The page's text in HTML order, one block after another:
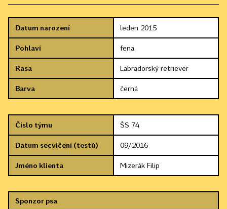
Datum narození leden 2015
Pohlaví fena
Rasa Labradorský retriever
Barva černá
Číslo týmu ŠS 74
Datum secvičení (testů) 09/2016
Jméno klienta Mizerák Filip
Sponzor psa